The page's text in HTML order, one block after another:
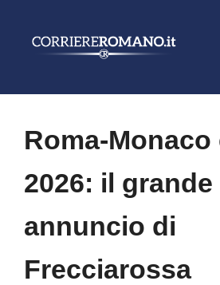
Roma-
2026: il grande
annuncio di
Frecciarossa